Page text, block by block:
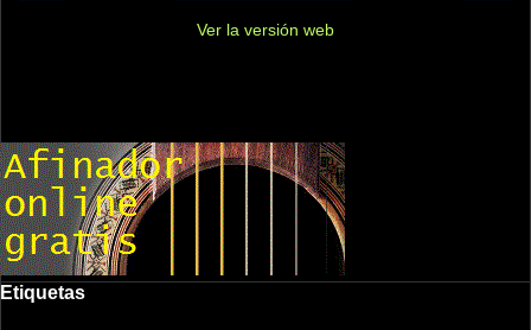
Ver la versión web
Etiquetas